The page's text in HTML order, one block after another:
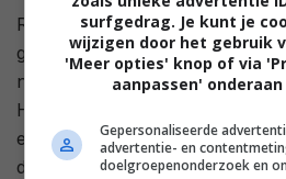
Ruby wil modeontwerper
goede baan om haar familie te
naar Chicago en vinden werk
Hefners Playboy-emperium.
een ster te worden maar Ruby
drugs
surfgedrag. Je kunt je
wijzigen door het gebruik
'Meer opties' knop of via
aanpassen'
Gepersonaliseerde
advertentie- en
doelgroepenonderzoek en